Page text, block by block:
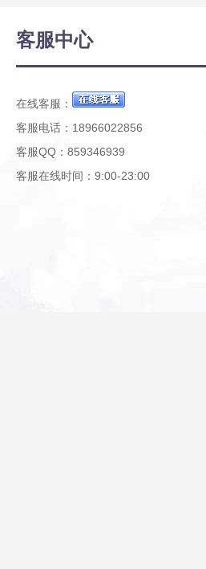
客服中心
在线客服：
客服电话：18966022856
客服QQ：859346939
客服在线时间：9:00-23:00